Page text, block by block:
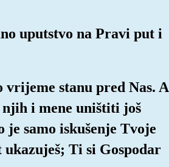
uputstvo na Pravi put i
vrijeme stanu pred Nas. A
njih i mene uništiti još
je samo iskušenje Tvoje
ukazuješ; Ti si Gospodar